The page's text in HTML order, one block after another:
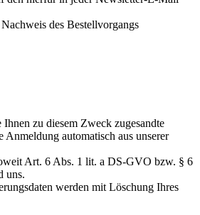
des Bestellvorgangs
zu diesem Zweck zugesandte
automatisch aus unserer
Art. 6 Abs. 1 lit. a DS-GVO bzw. § 6
uns.
werden mit Löschung Ihres